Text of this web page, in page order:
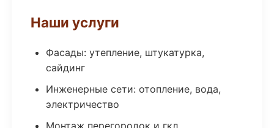
Наши услуги
Фасады: утепление, штукатурка,
сайдинг
Инженерные сети: отопление, вода,
электричество
Монтаж перегородок и гкл